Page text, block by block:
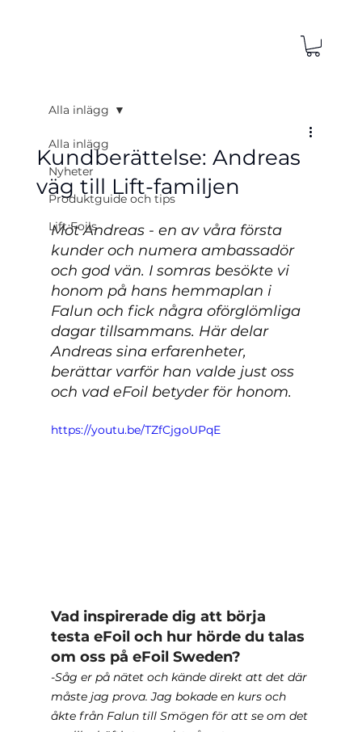
Alla inlägg
Nyheter
Produktguide och tips
Lift Foils
Alla inlägg
Kundberättelse: Andreas
väg till Lift-familjen
Möt Andreas - en av våra första
kunder och numera ambassadör
och god vän. I somras besökte vi
honom på hans hemmaplan i
Falun och fick några oförglömliga
dagar tillsammans. Här delar
Andreas sina erfarenheter,
berättar varför han valde just oss
och vad eFoil betyder för honom.
https://youtu.be/TZfCjgoUPqE
Vad inspirerade dig att börja
testa eFoil och hur hörde du talas
om oss på eFoil Sweden?
-Såg er på nätet och kände direkt att det där
måste jag prova. Jag bokade en kurs och
åkte från Falun till Smögen för att se om det